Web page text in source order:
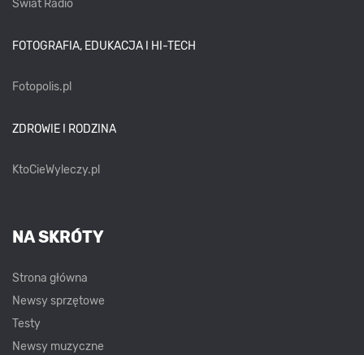
Świat Radio
FOTOGRAFIA, EDUKACJA I HI-TECH
Fotopolis.pl
ZDROWIE I RODZINA
KtoCieWyleczy.pl
NA SKRÓTY
Strona główna
Newsy sprzętowe
Testy
Newsy muzyczne